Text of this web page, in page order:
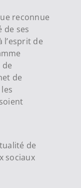
reconnue
de ses
de
de
de
de
sociaux